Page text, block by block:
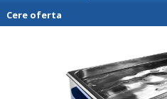
Cere oferta